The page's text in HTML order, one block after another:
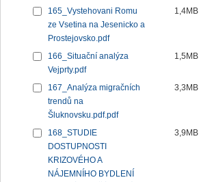
165_Vystehovani Romu
ze Vsetina na Jesenicko a
Prostejovsko.pdf
1,4MB
166_Situační analýza
Vejprty.pdf
1,5MB
167_Analýza migračních
trendů na
Šluknovsku.pdf.pdf
3,3MB
168_STUDIE
DOSTUPNOSTI
KRIZOVÉHO A
NÁJEMNÍHO BYDLENÍ
3,9MB